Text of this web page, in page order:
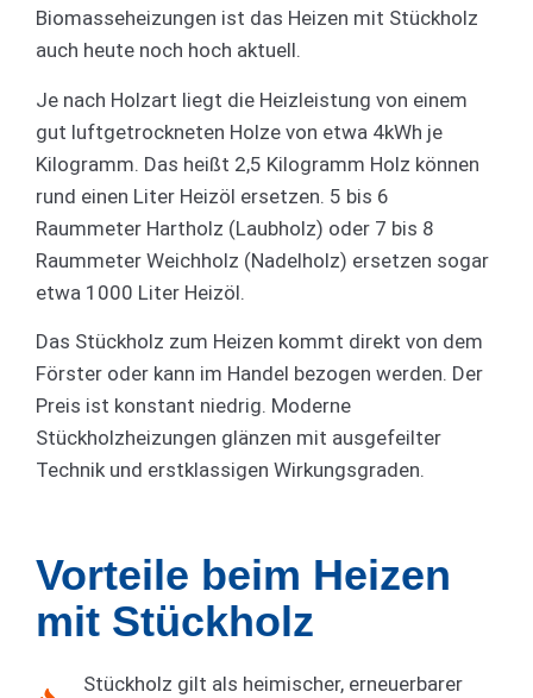
Biomasseheizungen ist das Heizen mit Stückholz
auch heute noch hoch aktuell.
Je nach Holzart liegt die Heizleistung von einem
gut luftgetrockneten Holze von etwa 4kWh je
Kilogramm. Das heißt 2,5 Kilogramm Holz können
rund einen Liter Heizöl ersetzen. 5 bis 6
Raummeter Hartholz (Laubholz) oder 7 bis 8
Raummeter Weichholz (Nadelholz) ersetzen sogar
etwa 1000 Liter Heizöl.
Das Stückholz zum Heizen kommt direkt von dem
Förster oder kann im Handel bezogen werden. Der
Preis ist konstant niedrig. Moderne
Stückholzheizungen glänzen mit ausgefeilter
Technik und erstklassigen Wirkungsgraden.
Vorteile beim Heizen
mit Stückholz
Stückholz gilt als heimischer, erneuerbarer